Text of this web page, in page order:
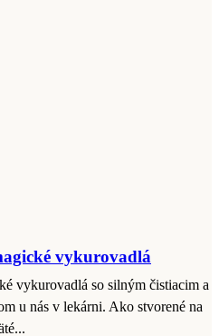
vykurovadlá
vykurovadlá so silným čistiacim a
u nás v lekárni. Ako stvorené na